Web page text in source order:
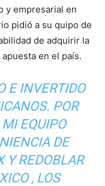
y empresarial en
pidió a su quipo de
de adquirir la
apuesta en el país.
E INVERTIDO
POR
EQUIPO
DE
Y REDOBLAR
, LOS